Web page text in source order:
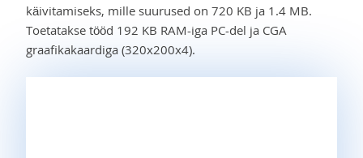
käivitamiseks, mille suurused on 720 KB ja 1.4 MB.
Toetatakse tööd 192 KB RAM-iga PC-del ja CGA
graafikakaardiga (320x200x4).